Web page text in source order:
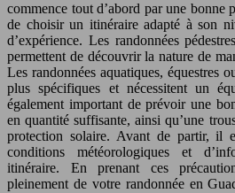
commence tout d’abord par une
de choisir un itinéraire adapté à son
d’expérience. Les randonnées
permettent de découvrir la nature de
Les randonnées aquatiques, équestres
plus spécifiques et nécessitent un
également important de prévoir une
en quantité suffisante, ainsi qu’une
protection solaire. Avant de partir, il
conditions météorologiques et
itinéraire. En prenant ces
pleinement de votre randonnée en